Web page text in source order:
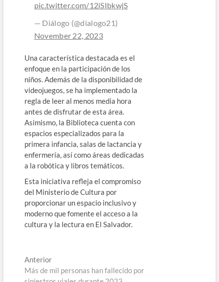
pic.twitter.com/12iSIbkwjS
— Diálogo (@dialogo21)
November 22, 2023
Una característica destacada es el
enfoque en la participación de los
niños. Además de la disponibilidad de
videojuegos, se ha implementado la
regla de leer al menos media hora
antes de disfrutar de esta área.
Asimismo, la Biblioteca cuenta con
espacios especializados para la
primera infancia, salas de lactancia y
enfermería, así como áreas dedicadas
a la robótica y libros temáticos.
Esta iniciativa refleja el compromiso
del Ministerio de Cultura por
proporcionar un espacio inclusivo y
moderno que fomente el acceso a la
cultura y la lectura en El Salvador.
Navegación
de
AnteriorEntrada
anterior:
Más de mil personas han fallecido por